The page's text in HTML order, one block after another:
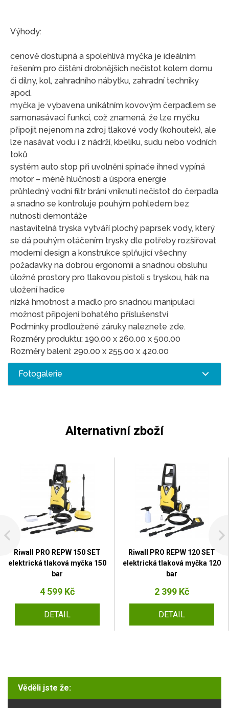
Výhody:
cenově dostupná a spolehlivá myčka je ideálním
řešením pro čištění drobnějších nečistot kolem domu
či dílny, kol, zahradního nábytku, zahradní techniky
apod.
myčka je vybavena unikátním kovovým čerpadlem se
samonasávací funkcí, což znamená, že lze myčku
připojit nejenom na zdroj tlakové vody (kohoutek), ale
lze nasávat vodu i z nádrží, kbelíku, sudu nebo vodních
toků
systém auto stop při uvolnění spínače ihned vypíná
motor – méně hlučnosti a úspora energie
průhledný vodní filtr brání vniknutí nečistot do čerpadla
a snadno se kontroluje pouhým pohledem bez
nutnosti demontáže
nastavitelná tryska vytváří plochý paprsek vody, který
se dá pouhým otáčením trysky dle potřeby rozšiřovat
moderní design a konstrukce splňující všechny
požadavky na dobrou ergonomii a snadnou obsluhu
úložné prostory pro tlakovou pistoli s tryskou, hák na
uložení hadice
nízká hmotnost a madlo pro snadnou manipulaci
možnost připojení bohatého příslušenství
Podmínky prodloužené záruky naleznete zde.
Rozměry produktu: 190.00 x 260.00 x 500.00
Rozměry balení: 290.00 x 255.00 x 420.00
Fotogalerie
Alternativní zboží
Riwall PRO REPW 150 SET
elektrická tlaková myčka 150
bar
4 599 Kč
DETAIL
Riwall PRO REPW 120 SET
elektrická tlaková myčka 120
bar
2 399 Kč
DETAIL
Věděli jste že: